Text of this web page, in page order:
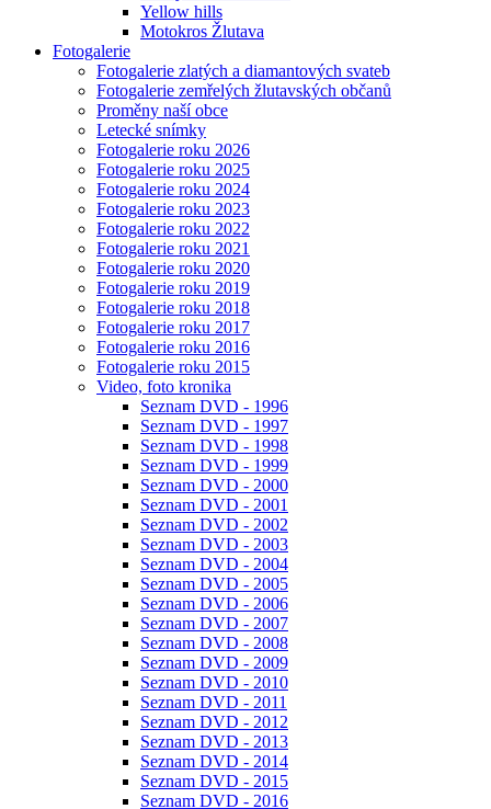
Yellow hills
Motokros Žlutava
Fotogalerie
Fotogalerie zlatých a diamantových svateb
Fotogalerie zemřelých žlutavských občanů
Proměny naší obce
Letecké snímky
Fotogalerie roku 2026
Fotogalerie roku 2025
Fotogalerie roku 2024
Fotogalerie roku 2023
Fotogalerie roku 2022
Fotogalerie roku 2021
Fotogalerie roku 2020
Fotogalerie roku 2019
Fotogalerie roku 2018
Fotogalerie roku 2017
Fotogalerie roku 2016
Fotogalerie roku 2015
Video, foto kronika
Seznam DVD - 1996
Seznam DVD - 1997
Seznam DVD - 1998
Seznam DVD - 1999
Seznam DVD - 2000
Seznam DVD - 2001
Seznam DVD - 2002
Seznam DVD - 2003
Seznam DVD - 2004
Seznam DVD - 2005
Seznam DVD - 2006
Seznam DVD - 2007
Seznam DVD - 2008
Seznam DVD - 2009
Seznam DVD - 2010
Seznam DVD - 2011
Seznam DVD - 2012
Seznam DVD - 2013
Seznam DVD - 2014
Seznam DVD - 2015
Seznam DVD - 2016